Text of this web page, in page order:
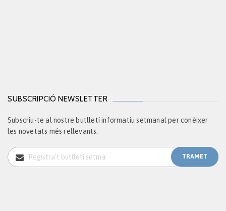
SUBSCRIPCIÓ NEWSLETTER
Subscriu-te al nostre butlletí informatiu setmanal per conèixer
les novetats més rellevants.